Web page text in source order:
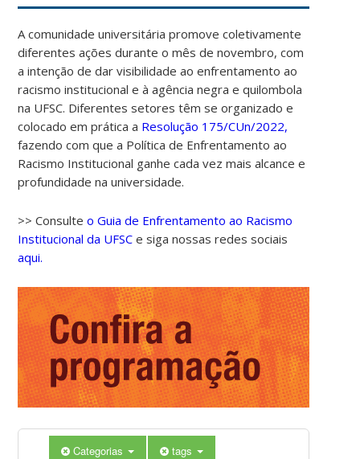
A comunidade universitária promove coletivamente
diferentes ações durante o mês de novembro, com
a intenção de dar visibilidade ao enfrentamento ao
racismo institucional e à agência negra e quilombola
na UFSC. Diferentes setores têm se organizado e
colocado em prática a Resolução 175/CUn/2022,
fazendo com que a Política de Enfrentamento ao
Racismo Institucional ganhe cada vez mais alcance e
profundidade na universidade.
>> Consulteo Guia de Enfrentamento ao Racismo
Institucional da UFSC e siga nossas redes sociais
aqui.
Categorias tags